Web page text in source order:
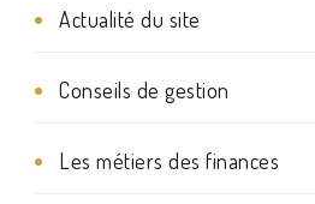
Actualité du site
Conseils de gestion
Les métiers des finances